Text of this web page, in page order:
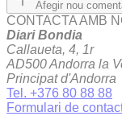
Afegir nou
CONTACTA AMB
Diari Bondia
Callaueta, 4, 1r
AD500 Andorra la
Principat d'Andorra
Tel. +376 80 88 88
Formulari de